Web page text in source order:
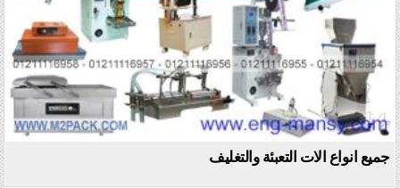
جميع انواع الات التعبئة والتغليف